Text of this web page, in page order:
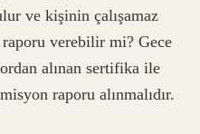
ve kişinin çalışamaz
verebilir mi? Gece
alınan sertifika ile
raporu alınmalıdır.